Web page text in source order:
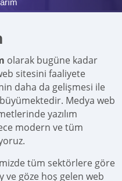
olarak bugüne kadar
sitesini faaliyete
daha da gelişmesi ile
Medya web
yazılım
modern ve tüm
tüm sektörlere göre
ve göze hoş gelen web